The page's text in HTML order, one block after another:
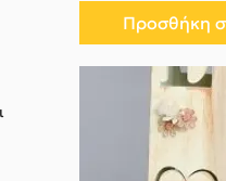
Προσθήκη